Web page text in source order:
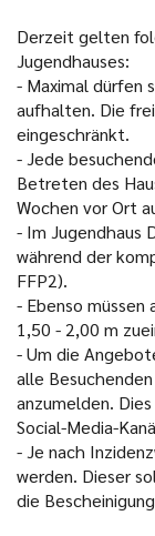
Derzeit gelten
Jugendhauses:
- Maximal dürfen
aufhalten. Die
eingeschränkt.
- Jede
Betreten des
Wochen vor Ort
- Im Jugendhaus
während der
FFP2).
- Ebenso
1,50 - 2,00 m
-Um die
alle
anzumelden.
Social-Media-
- Je nach
werden. Dieser
die